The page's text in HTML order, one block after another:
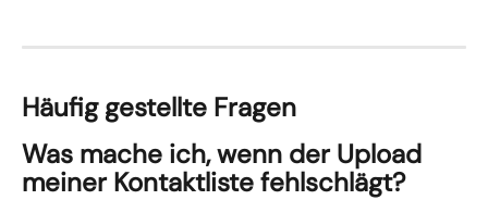
Häufig gestellte Fragen
Was mache ich, wenn der Upload
meiner Kontaktliste fehlschlägt?